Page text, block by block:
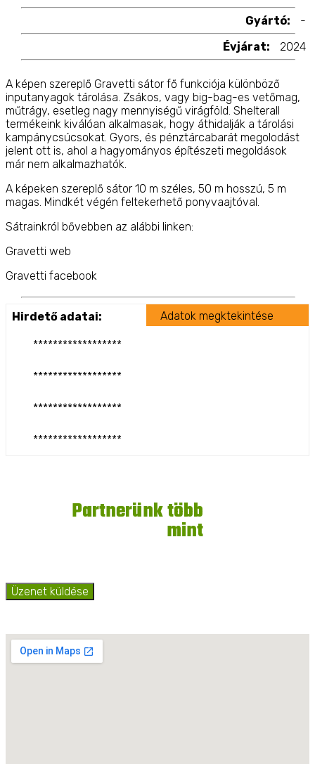
Gyártó:
-
Évjárat:
2024
A képen szereplő Gravetti sátor fő funkciója különböző
inputanyagok tárolása. Zsákos, vagy big-bag-es vetőmag,
műtrágy, esetleg nagy mennyiségű virágföld. Shelterall
termékeink kiválóan alkalmasak, hogy áthidalják a tárolási
kampánycsúcsokat. Gyors, és pénztárcabarát megolodást
jelent ott is, ahol a hagyományos építészeti megoldások
már nem alkalmazhatók.
A képeken szereplő sátor 10 m széles, 50 m hosszú, 5 m
magas. Mindkét végén feltekerhető ponyvaajtóval.
Sátrainkról bővebben az alábbi linken:
Gravetti web
Gravetti facebook
Hirdető adatai:
******************
******************
******************
******************
Adatok megktekintése
Partnerünk több
mint
Üzenet küldése